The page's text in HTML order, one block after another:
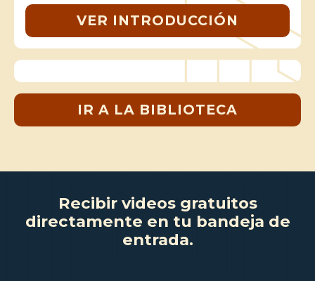
VER INTRODUCCIÓN
IR A LA BIBLIOTECA
Recibir videos gratuitos
directamente en tu bandeja de
entrada.